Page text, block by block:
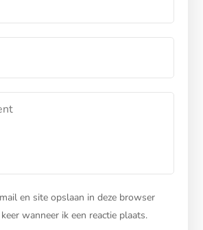
en site opslaan in deze browser
wanneer ik een reactie plaats.